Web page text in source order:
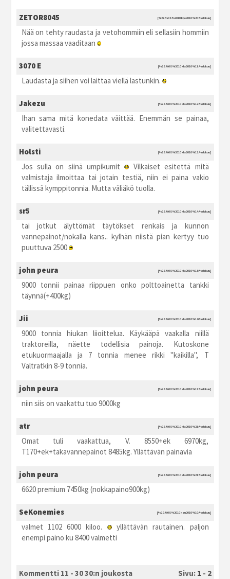
ZETOR8045 [%27.%08.%2010 kpe2010 %20:%elokuu]
Nää on tehty raudasta ja vetohommiin eli sellasiin hommiin
jossa massaa vaaditaan
3070 E [%28.%08.%2010 kla2010 %11:%elokuu]
Laudasta ja siihen voi laittaa viellä lastunkin.
Jakezu [%28.%08.%2010 kla2010 %12:%elokuu]
Ihan sama mitä konedata väittää. Enemmän se painaa,
valitettavasti.
Holsti [%28.%08.%2010 kla2010 %12:%elokuu]
Jos sulla on siinä umpikumit
Vilkaiset esitettä mitä
valmistaja ilmoittaa tai jotain testiä, niin ei paina vakio
tällissä kymppitonnia. Mutta väliäkö tuolla.
sr5 [%28.%08.%2010 kla2010 %14:%elokuu]
tai jotkut älyttömät täytökset renkais ja kunnon
vannepainot/nokalla kans.. kylhän niistä pian kertyy tuo
puuttuva 2500
john peura [%28.%08.%2010 kla2010 %15:%elokuu]
9000 tonnii painaa riippuen onko polttoainetta tankki
täynnä(+400kg)
Jii [%28.%08.%2010 kla2010 %16:%elokuu]
9000 tonnia hiukan liioittelua. Käykääpä vaakalla niillä
traktoreilla, näette todellisia painoja. Kutoskone
etukuormaajalla ja 7 tonnia menee rikki "kaikilla", T
Valtratkin 8-9 tonnia.
john peura [%28.%08.%2010 kla2010 %17:%elokuu]
niin siis on vaakattu tuo 9000kg
atr [%28.%08.%2010 kla2010 %21:%elokuu]
Omat tuli vaakattua, V. 8550+ek 6970kg,
T170+ek+takavannepainot 8485kg. Yllättävän painavia
john peura [%28.%08.%2010 kla2010 %21:%elokuu]
6620 premium 7450kg (nokkapaino900kg)
SeKonemies [%29.%08.%2010 ksu2010 %10:%elokuu]
valmet 1102 6000 kiloo.
yllättävän rautainen. paljon
enempi paino ku 8400 valmetti
Kommentti 11 - 30 30:n joukosta Sivu: 1 - 2